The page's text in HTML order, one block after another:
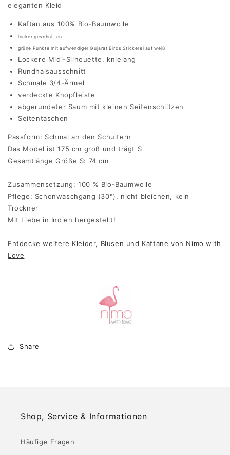
eleganten Kleid
Kaftan aus 100% Bio-Baumwolle
locker geschnitten
grüne Punkte mit aufwendiger Gujarat Birds Stickerei auf weiß
Lockere Midi-Silhouette, knielang
Rundhalsausschnitt
Schmale 3/4-Ärmel
verdeckte Knopfleiste
abgerundeter Saum mit kleinen Seitenschlitzen
Seitentaschen
Passform: Schmal an den Schultern
Das Model ist 175 cm groß und trägt S
Gesamtlänge Größe S: 74 cm
Zusammensetzung: 100 % Bio-Baumwolle
Pflege: Schonwaschgang (30°), nicht bleichen, kein
Trockner
Mit Liebe in Indien hergestellt!
Entdecke weitere Kleider, Blusen und Kaftane von Nimo with
Love
Share
Shop, Service & Informationen
Häufige Fragen